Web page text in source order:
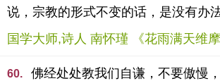
说，宗教的形式不变的话，是没有办法
国学大师,诗人 南怀瑾 《花雨满天维摩
60.
佛经处处教我们自谦，不要傲慢